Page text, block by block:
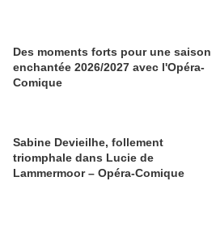
Des moments forts pour une saison
enchantée 2026/2027 avec l'Opéra-
Comique
Sabine Devieilhe, follement
triomphale dans Lucie de
Lammermoor – Opéra-Comique